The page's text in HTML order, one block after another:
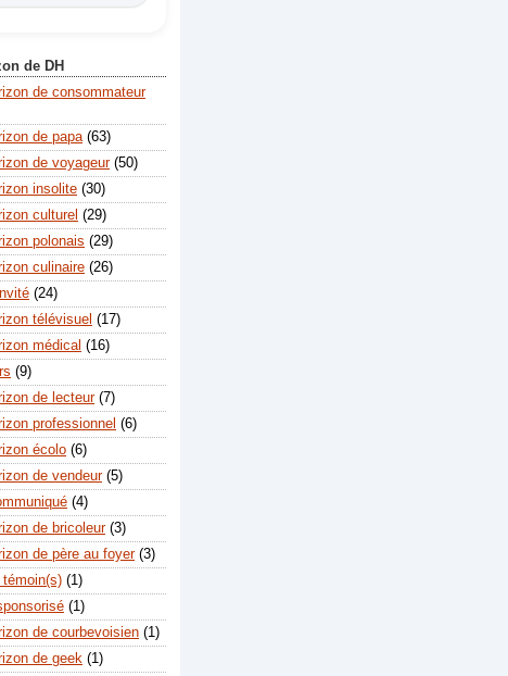
de DH
de consommateur
de papa (63)
de voyageur (50)
insolite (30)
culturel (29)
polonais (29)
culinaire (26)
(24)
télévisuel (17)
médical (16)
(9)
de lecteur (7)
professionnel (6)
écolo (6)
de vendeur (5)
(4)
de bricoleur (3)
de père au foyer (3)
(1)
(1)
de courbevoisien (1)
de geek (1)